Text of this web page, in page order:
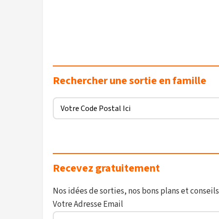
Rechercher une sortie en famille
Recevez gratuitement
Nos idées de sorties, nos bons plans et
Votre Adresse Email